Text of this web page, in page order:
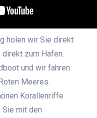
holen wir Sie direkt
zum Hafen.
und wir fahren
Meeres.
Korallenriffe
Sie mit den